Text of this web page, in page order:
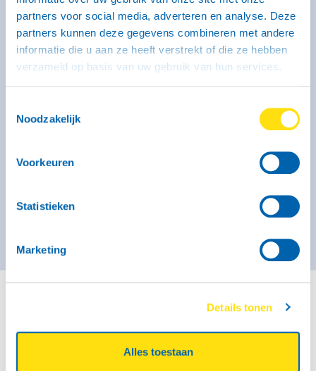
partners voor social media, adverteren en analyse. Deze
partners kunnen deze gegevens combineren met andere
informatie die u aan ze heeft verstrekt of die ze hebben
verzameld op basis van uw gebruik van hun services.
Noodzakelijk
Voorkeuren
Statistieken
Marketing
Details tonen
Alles toestaan
Kenmerken
Binnenmaat: 246 x 131 x 150 cm
Laadvermogen: 320 kg
Max. massa: 750 kg
Geremd: Ja
€ 51,- per kalenderdag
Locaties in Tankstation De Baar & Shell
Station De Goese Polder
In Goes heb je keuze uit twee vertrouwde boedelbak-